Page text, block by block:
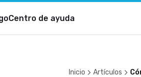
Centro de ayuda
Inicio Artículos